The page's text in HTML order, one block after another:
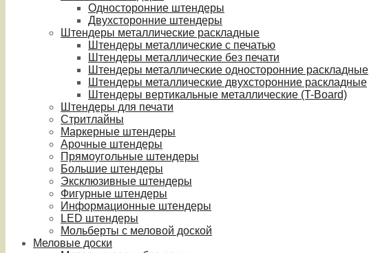
Односторонние штендеры
Двухсторонние штендеры
Штендеры металлические раскладные
Штендеры металлические с печатью
Штендеры металлические без печати
Штендеры металлические односторонние раскладные
Штендеры металлические двухсторонние раскладные
Штендеры вертикальные металлические (T-Board)
Штендеры для печати
Стритлайны
Маркерные штендеры
Арочные штендеры
Прямоугольные штендеры
Большие штендеры
Эксклюзивные штендеры
Фигурные штендеры
Информационные штендеры
LED штендеры
Мольберты с меловой доской
Меловые доски